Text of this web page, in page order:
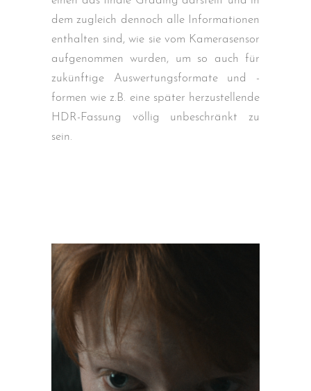
dem zugleich dennoch alle Informationen
enthalten sind, wie sie vom Kamerasensor
aufgenommen wurden, um so auch für
zukünftige Auswertungsformate und -
formen wie z.B. eine später herzustellende
HDR-Fassung völlig unbeschränkt zu
sein.